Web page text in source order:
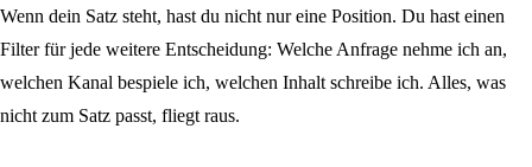
Wenn dein Satz steht, hast du nicht nur eine Position. Du hast einen
Filter für jede weitere Entscheidung: Welche Anfrage nehme ich an,
welchen Kanal bespiele ich, welchen Inhalt schreibe ich. Alles, was
nicht zum Satz passt, fliegt raus.